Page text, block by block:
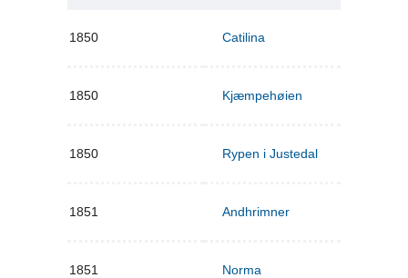
1850 Catilina
1850 Kjæmpehøien
1850 Rypen i Justedal
1851 Andhrimner
1851 Norma